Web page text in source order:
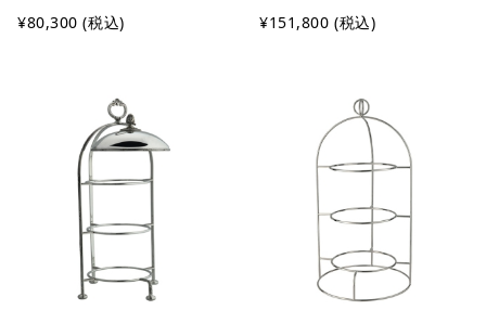
¥80,300 (税込)
¥151,800 (税込)